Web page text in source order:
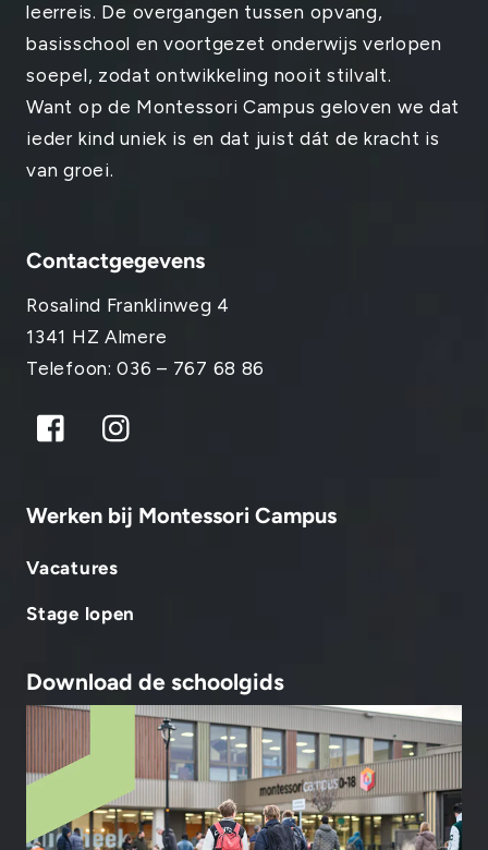
leerreis. De overgangen tussen opvang,
basisschool en voortgezet onderwijs verlopen
soepel, zodat ontwikkeling nooit stilvalt.
Want op de Montessori Campus geloven we dat
ieder kind uniek is en dat juist dát de kracht is
van groei.
Contactgegevens
Rosalind Franklinweg 4
1341 HZ Almere
Telefoon: 036 – 767 68 86
Facebook
Werken bij Montessori Campus
Vacatures
Stage lopen
Download de schoolgids